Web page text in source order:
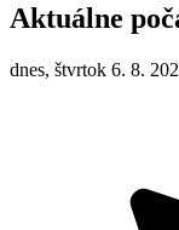
Aktuálne
dnes, štvrtok 6. 8.